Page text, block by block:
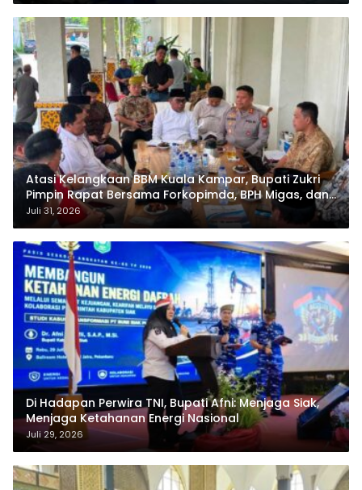
Atasi Kelangkaan BBM Kuala Kampar, Bupati Zukri
Pimpin Rapat Bersama Forkopimda, BPH Migas, dan
Pertamina
Juli 31, 2026
Di Hadapan Perwira TNI, Bupati Afni: Menjaga Siak,
Menjaga Ketahanan Energi Nasional
Juli 29, 2026